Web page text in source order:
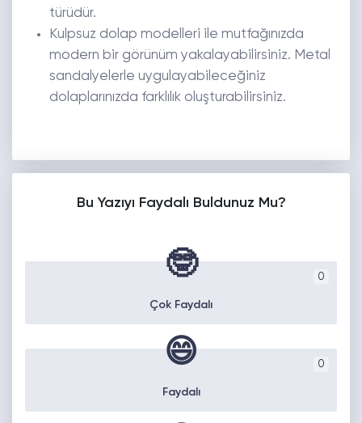
türüdür.
Kulpsuz dolap modelleri ile mutfağınızda
modern bir görünüm yakalayabilirsiniz. Metal
sandalyelerle uygulayabileceğiniz
dolaplarınızda farklılık oluşturabilirsiniz.
Bu Yazıyı Faydalı Buldunuz Mu?
0
🤓
Çok Faydalı
0
😄
Faydalı